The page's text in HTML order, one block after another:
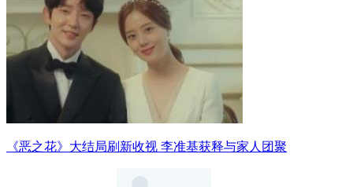
《恶之花》大结局刷新收视 李准基获释与家人团聚